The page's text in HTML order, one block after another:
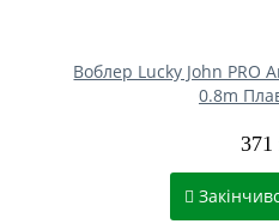
Воблер Lucky John PRO
0.8m
371